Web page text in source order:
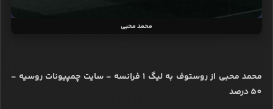
محمد محبی
محمد محبی از روستوف به لیگ 1 فرانسه - سایت چمپیونات روسیه -
50 درصد